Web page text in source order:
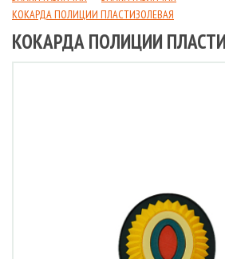
КОКАРДА ПОЛИЦИИ ПЛАСТИЗОЛЕВАЯ
КОКАРДА ПОЛИЦИИ